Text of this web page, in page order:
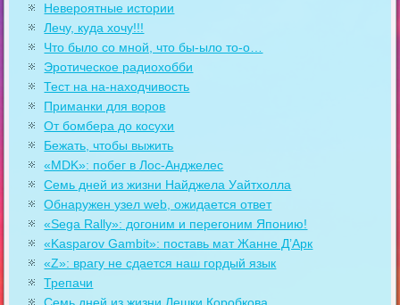
Невероятные истории
Лечу, куда хочу!!!
Что было со мной, что бы-ыло то-о…
Эротическое радиохобби
Тест на на-находчивость
Приманки для воров
От бомбера до косухи
Бежать, чтобы выжить
«MDK»: побег в Лос-Анджелес
Семь дней из жизни Найджела Уайтхолла
Обнаружен узел web, ожидается ответ
«Sega Rally»: догоним и перегоним Японию!
«Kasparov Gambit»: поставь мат Жанне Д’Арк
«Z»: врагу не сдается наш гордый язык
Трепачи